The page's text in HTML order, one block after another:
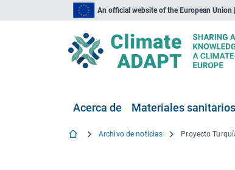
An official website of the European Union
Acerca de Materiales
Archivo de noticias